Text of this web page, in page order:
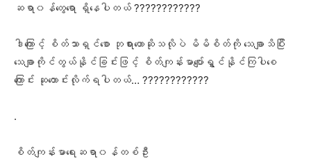
ဆရာ၀န်တွေရော ရှိနေပါတယ် ????????????
ဒါကြောင့် စိတ်သာရှင်စော ဘုရားဟောဆိုသလိုပဲ မိမိစိတ်ကို သေချာသိပြီး
သေချာကိုင်တွယ်နိုင်ခြင်းဖြင့် စိတ်ကျန်းမာပျော်ရွှင်နိုင်ကြပါစေ
ကြောင်း ဆုတောင်းလိုက်ရပါတယ်… ????????????
.
စိတ်ကျန်းမာရေးဆရာ၀န်တစ်ဦး